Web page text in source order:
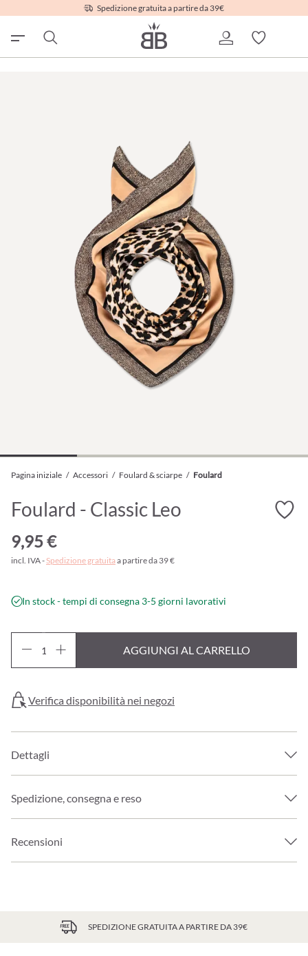
Spedizione gratuita a partire da 39€
Pagina iniziale / Accessori / Foulard & sciarpe / Foulard
Foulard - Classic Leo
9,95 €
incl. IVA - Spedizione gratuitaa partire da 39 €
In stock - tempi di consegna 3-5 giorni lavorativi
AGGIUNGI AL CARRELLO
Verifica disponibilità nei negozi
Dettagli
Spedizione, consegna e reso
Recensioni
SPEDIZIONE GRATUITA A PARTIRE DA 39€